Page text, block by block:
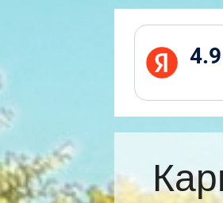
4.9